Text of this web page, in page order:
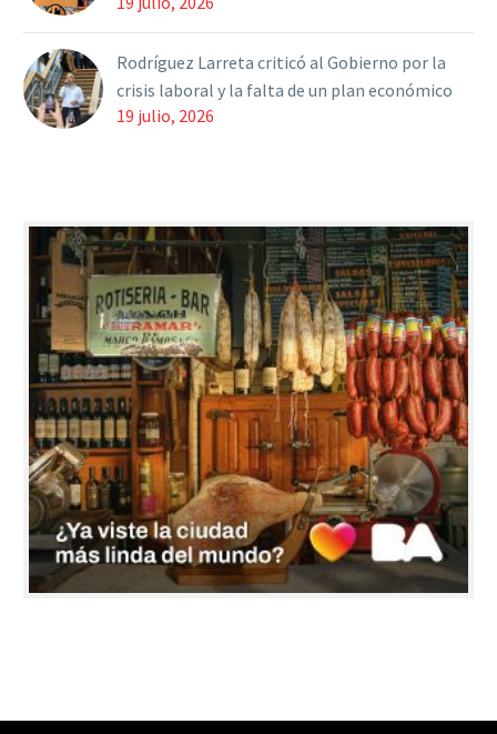
Rodríguez Larreta criticó al Gobierno por la
crisis laboral y la falta de un plan económico
19 julio, 2026